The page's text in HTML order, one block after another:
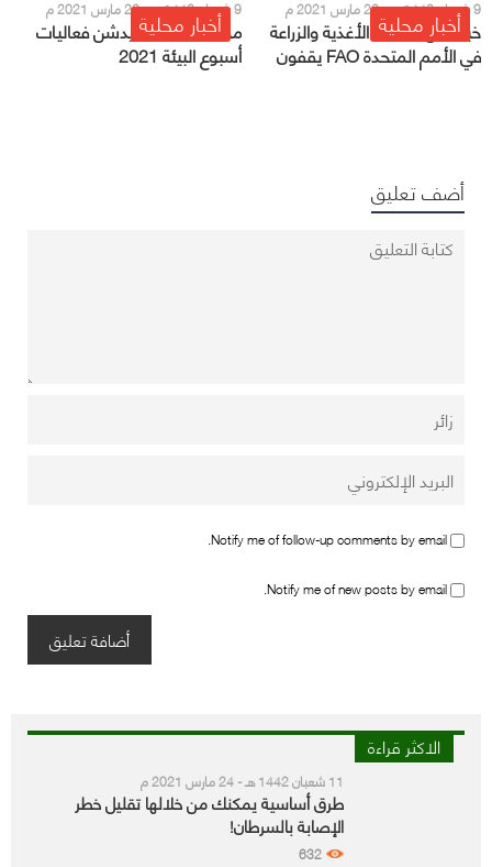
أخبار محلية 9 شعبان 1442 هـ - 22 مارس 2021 م
خبراء من منظمة الأغذية والزراعة
في الأمم المتحدة FAO يقفون
على مزارع المواشي بجازان
أخبار محلية 9 شعبان 1442 هـ - 22 مارس 2021 م
محافظ صامطة يدشن فعاليات
أسبوع البيئة 2021
أضف تعليق
Notify me of follow-up comments by email.
Notify me of new posts by email.
الاكثر قراءة
11 شعبان 1442 هـ - 24 مارس 2021 م
طرق أساسية يمكنك من خلالها تقليل خطر
الإصابة بالسرطان!
632